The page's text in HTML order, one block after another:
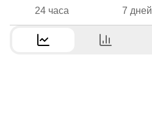
24 часа 7 дней